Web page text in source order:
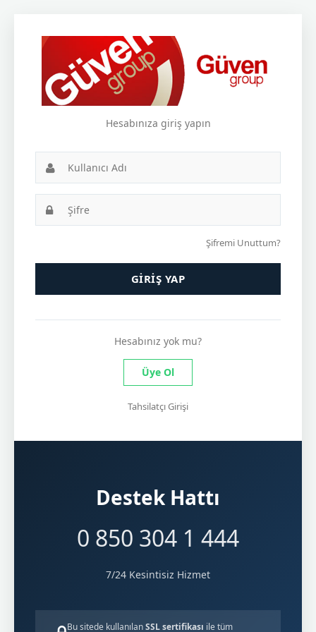
Hesabınıza giriş yapın
Şifremi Unuttum?
GİRİŞ YAP
Hesabınız yok mu?
Üye Ol
Tahsilatçı Girişi
Destek Hattı
0 850 304 1 444
7/24 Kesintisiz Hizmet
Bu sitede kullanılanSSL sertifikası ile tüm